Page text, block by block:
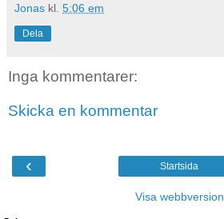
Jonas kl. 5:06 em
Dela
Inga kommentarer:
Skicka en kommentar
‹ Startsida
Visa webbversion